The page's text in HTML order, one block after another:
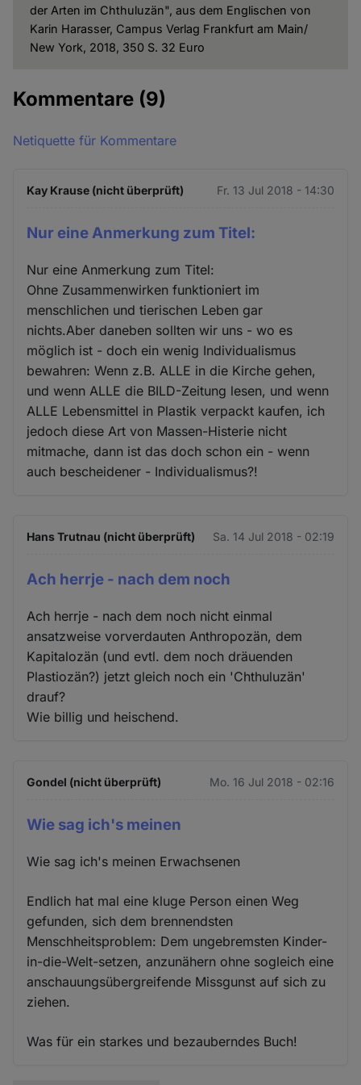
der Arten im Chthuluzän", aus dem Englischen von
Karin Harasser, Campus Verlag Frankfurt am Main/
New York, 2018, 350 S. 32 Euro
Kommentare (9)
Netiquette für Kommentare
Kay Krause (nicht überprüft) Fr. 13 Jul 2018 - 14:30
Nur eine Anmerkung zum Titel:
Nur eine Anmerkung zum Titel:
Ohne Zusammenwirken funktioniert im
menschlichen und tierischen Leben gar
nichts.Aber daneben sollten wir uns - wo es
möglich ist - doch ein wenig Individualismus
bewahren: Wenn z.B. ALLE in die Kirche gehen,
und wenn ALLE die BILD-Zeitung lesen, und wenn
ALLE Lebensmittel in Plastik verpackt kaufen, ich
jedoch diese Art von Massen-Histerie nicht
mitmache, dann ist das doch schon ein - wenn
auch bescheidener - Individualismus?!
Hans Trutnau (nicht überprüft) Sa. 14 Jul 2018 - 02:19
Ach herrje - nach dem noch
Ach herrje - nach dem noch nicht einmal
ansatzweise vorverdauten Anthropozän, dem
Kapitalozän (und evtl. dem noch dräuenden
Plastiozän?) jetzt gleich noch ein 'Chthuluzän'
drauf?
Wie billig und heischend.
Gondel (nicht überprüft) Mo. 16 Jul 2018 - 02:16
Wie sag ich's meinen
Wie sag ich's meinen Erwachsenen
Endlich hat mal eine kluge Person einen Weg
gefunden, sich dem brennendsten
Menschheitsproblem: Dem ungebremsten Kinder-
in-die-Welt-setzen, anzunähern ohne sogleich eine
anschauungsübergreifende Missgunst auf sich zu
ziehen.
Was für ein starkes und bezauberndes Buch!
und
Cookies